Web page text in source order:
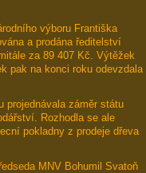
výboru Františka
a prodána ředitelství
za 89 407 Kč. Výtěžek
pak na konci roku odevzdala
projednávala záměr státu
Rozhodla se ale
pokladny z prodeje dřeva
MNV Bohumil Svatoň